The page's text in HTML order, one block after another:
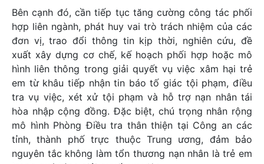
Bên cạnh đó, cần tiếp tục tăng cường công tác phối
hợp liên ngành, phát huy vai trò trách nhiệm của các
đơn vị, trao đổi thông tin kịp thời, nghiên cứu, đề
xuất xây dựng cơ chế, kế hoạch phối hợp hoặc mô
hình liên thông trong giải quyết vụ việc xâm hại trẻ
em từ khâu tiếp nhận tin báo tố giác tội phạm, điều
tra vụ việc, xét xử tội phạm và hỗ trợ nạn nhân tái
hòa nhập cộng đồng. Đặc biệt, chú trọng nhân rộng
mô hình Phòng Điều tra thân thiện tại Công an các
tỉnh, thành phố trực thuộc Trung ương, đảm bảo
nguyên tắc không làm tổn thương nạn nhân là trẻ em